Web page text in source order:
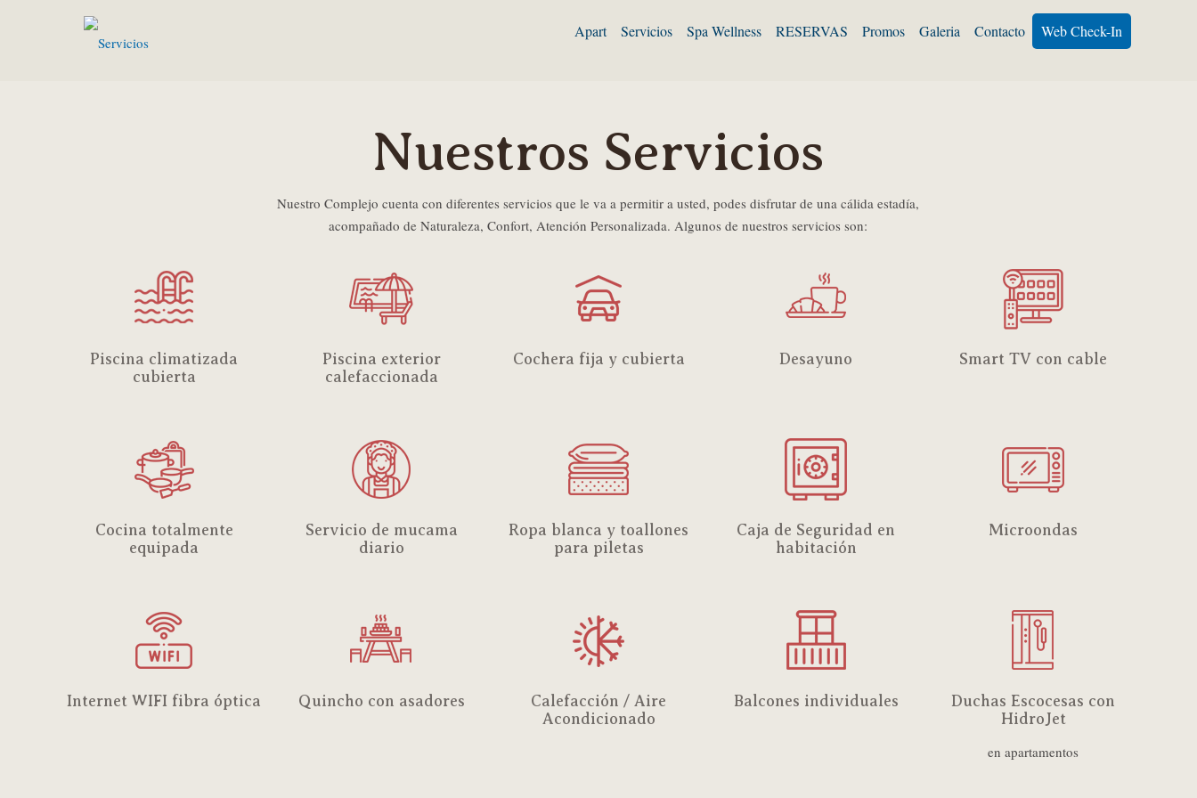
Apart Servicios Spa Wellness RESERVAS Promos Galeria Contacto Web Check-In
Nuestros Servicios
Nuestro Complejo cuenta con diferentes servicios que le va a permitir a usted, podes disfrutar de una cálida estadía,
acompañado de Naturaleza, Confort, Atención Personalizada. Algunos de nuestros servicios son:
Piscina climatizada
cubierta
Piscina exterior
calefaccionada
Cochera fija y cubierta Desayuno Smart TV con cable
Cocina totalmente
equipada
Servicio de mucama
diario
Ropa blanca y toallones
para piletas
Caja de Seguridad en
habitación
Microondas
Internet WIFI fibra óptica Quincho con asadores
Calefacción / Aire
Acondicionado
Balcones individuales
Duchas Escocesas con
HidroJet
en apartamentos